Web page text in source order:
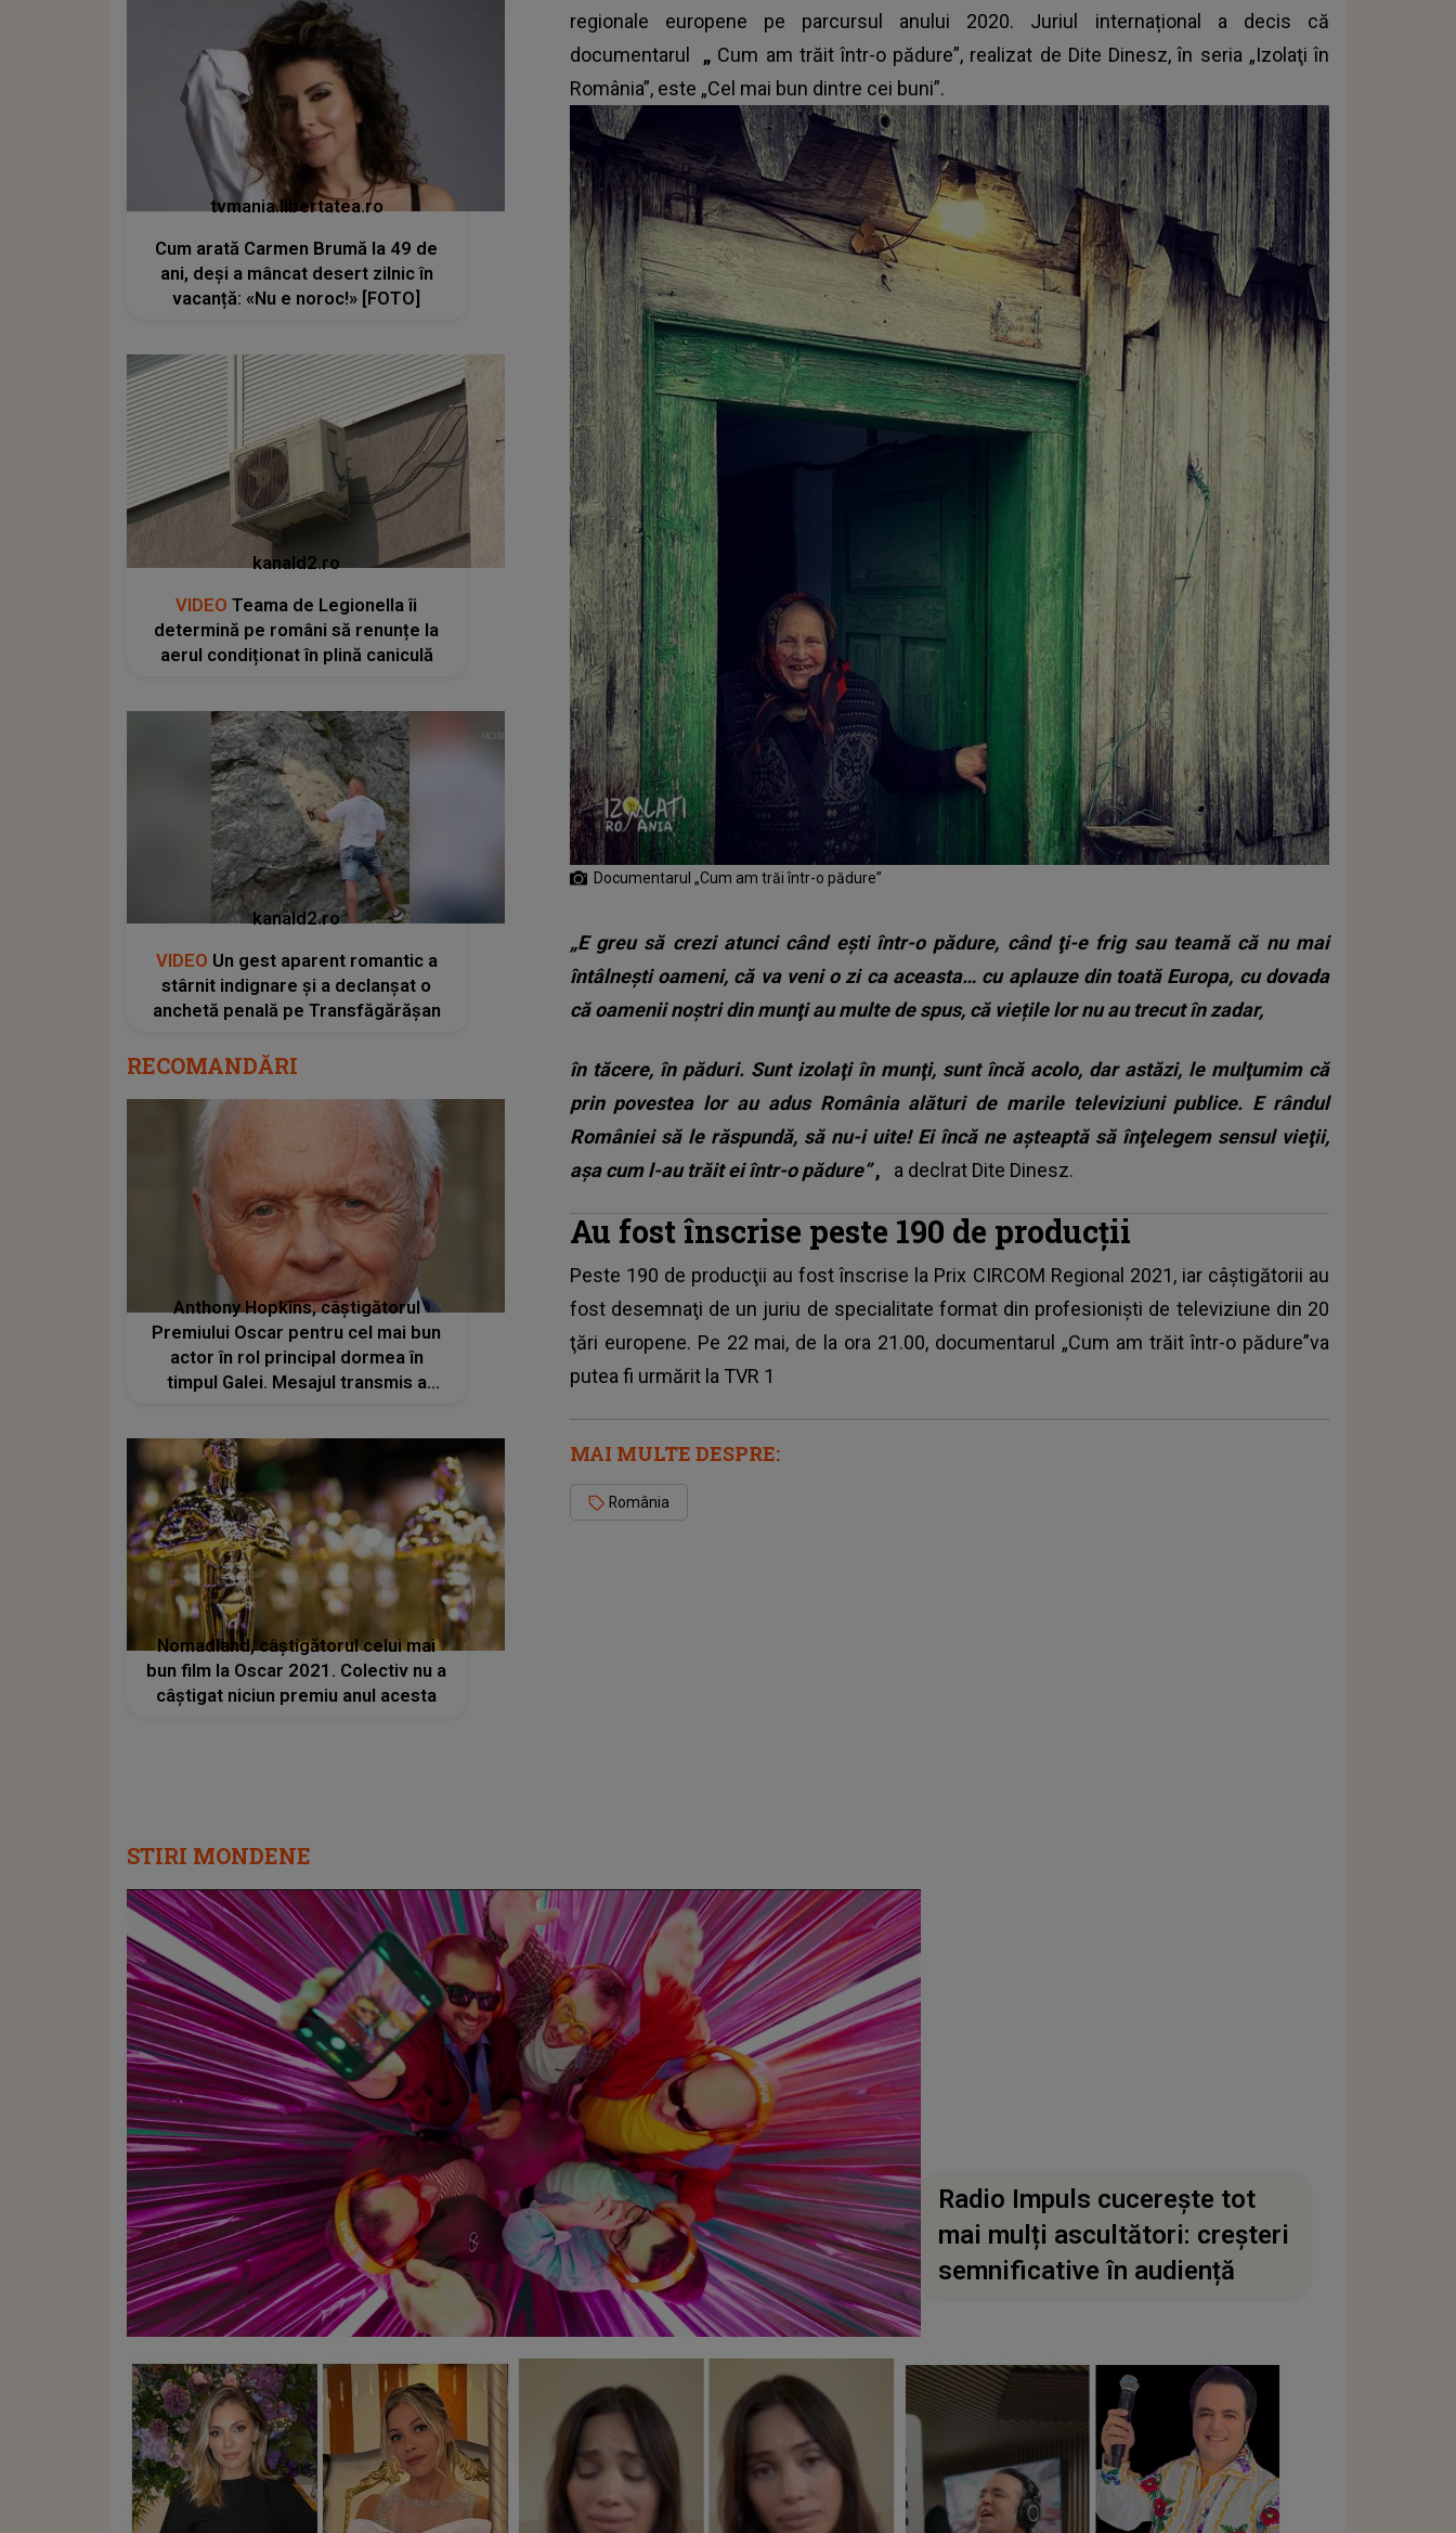
regionale europene pe parcursul anului 2020. Juriul internațional a decis că
documentarul „ Cum am trăit într-o pădure”, realizat de Dite Dinesz, în seria „Izolaţi în
România”, este „Cel mai bun dintre cei buni”.
Documentarul „Cum am trăi într-o pădure”
„E greu să crezi atunci când eşti într-o pădure, când ţi-e frig sau teamă că nu mai
întâlneşti oameni, că va veni o zi ca aceasta… cu aplauze din toată Europa, cu dovada
că oamenii noştri din munţi au multe de spus, că viețile lor nu au trecut în zadar,
în tăcere, în păduri. Sunt izolaţi în munţi, sunt încă acolo, dar astăzi, le mulţumim că
prin povestea lor au adus România alături de marile televiziuni publice. E rândul
României să le răspundă, să nu-i uite! Ei încă ne aşteaptă să înţelegem sensul vieţii,
aşa cum l-au trăit ei într-o pădure”, a declrat Dite Dinesz.
Au fost înscrise peste 190 de producţii
Peste 190 de producţii au fost înscrise la Prix CIRCOM Regional 2021, iar câştigătorii au
fost desemnaţi de un juriu de specialitate format din profesionişti de televiziune din 20
ţări europene. Pe 22 mai, de la ora 21.00, documentarul „Cum am trăit într-o pădure”va
putea fi urmărit la TVR 1
MAI MULTE DESPRE:
România
tvmania.libertatea.ro
Cum arată Carmen Brumă la 49 de
ani, deși a mâncat desert zilnic în
vacanță: «Nu e noroc!» [FOTO]
kanald2.ro
VIDEO Teama de Legionella îi
determină pe români să renunțe la
aerul condiționat în plină caniculă
kanald2.ro
VIDEO Un gest aparent romantic a
stârnit indignare și a declanșat o
anchetă penală pe Transfăgărășan
RECOMANDĂRI
Anthony Hopkins, câștigătorul
Premiului Oscar pentru cel mai bun
actor în rol principal dormea în
timpul Galei. Mesajul transmis a
Nomadland, câștigătorul celui mai
bun film la Oscar 2021. Colectiv nu a
câștigat niciun premiu anul acesta
STIRI MONDENE
Radio Impuls cucerește tot
mai mulți ascultători: creșteri
semnificative în audiență